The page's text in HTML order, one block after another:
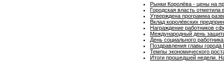
Рынки Королёва - цены на
Городская власть отметила
Утверждена программа
Вклад королёвских
Награждение работников
Международный день
День социального
Поздравления главы города
Темпы экономического
Итоги прошедшей недели.